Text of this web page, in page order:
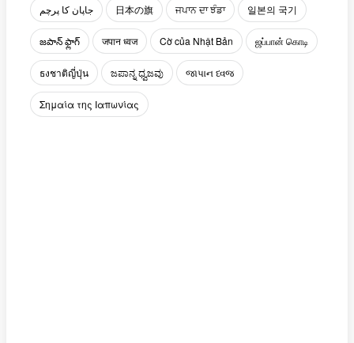
جاپان کا پرچم 日本の旗 ਜਪਾਨ ਦਾ ਝੰਡਾ 일본의 국기
జపాన్ ఫ్లాగ్ जपान ध्वज Cờ của Nhật Bản ஜப்பான் கொடி
ธงชาติญี่ปุ่น ಜಪಾನ್ನ ಧ್ವಜವು જાપાન ધ્વજ
Σημαία της Ιαπωνίας